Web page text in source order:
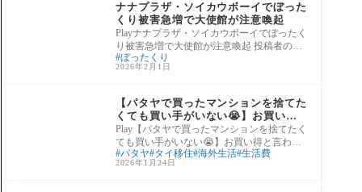
ナナプラザ・ソイカウボーイでぼった
くり被害急増で大使館が注意喚起
Playナナプラザ・ソイカウボーイでぼったく
り被害急増で大使館が注意喚起 投稿者のコ
メントや動画の個人的感想や評価： 在タイ
日本
ぼったくり
2026年2月1日
【パタヤで買ったマンションを捨てた
くても買い手がいない😭】お買い得
と言われが実は嘘🤥だった😖早く売っ
て現金が
Play【パタヤで買ったマンションを捨てたく
ても買い手がいない😭】お買い得と言われ
が実は嘘🤥だった😖早く売って現
パタヤ タイ移住 海外生活 生活費
2026年1月24日